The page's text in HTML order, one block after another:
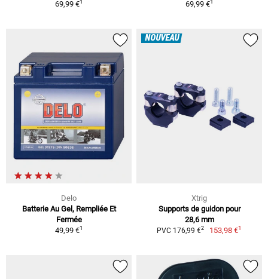
69,99 €1
69,99 €1
Delo
Batterie Au Gel, Rempliée Et
Fermée
49,99 €1
NOUVEAU
Xtrig
Supports de guidon pour
28,6 mm
PVC 176,99 €2 153,98 €1